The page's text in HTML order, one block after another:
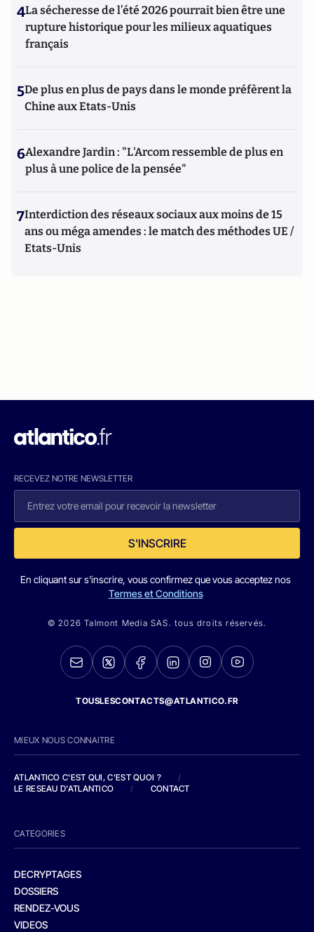
4La sécheresse de l’été 2026 pourrait bien être une
rupture historique pour les milieux aquatiques
français
5De plus en plus de pays dans le monde préfèrent la
Chine aux Etats-Unis
6Alexandre Jardin : "L'Arcom ressemble de plus en
plus à une police de la pensée"
7Interdiction des réseaux sociaux aux moins de 15
ans ou méga amendes : le match des méthodes UE /
Etats-Unis
RECEVEZ NOTRE NEWSLETTER
S'INSCRIRE
En cliquant sur s'inscrire, vous confirmez que vous acceptez nos
Termes et Conditions
© 2026 Talmont Media SAS. tous droits réservés.
TOUSLESCONTACTS@ATLANTICO.FR
MIEUX NOUS CONNAITRE
ATLANTICO C'EST QUI, C'EST QUOI ?
/
LE RESEAU D'ATLANTICO
/ CONTACT
CATEGORIES
DECRYPTAGES
DOSSIERS
RENDEZ-VOUS
VIDEOS